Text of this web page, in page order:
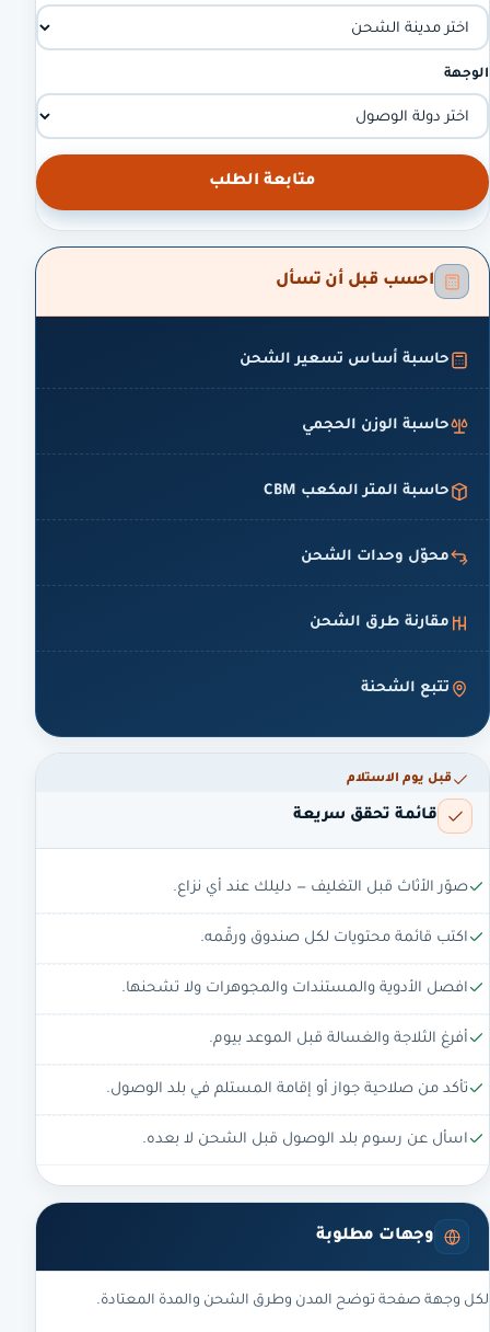
الوجهة
متابعة الطلب
احسب قبل أن تسأل
حاسبة أساس تسعير الشحن
حاسبة الوزن الحجمي
حاسبة المتر المكعب CBM
محوّل وحدات الشحن
مقارنة طرق الشحن
تتبع الشحنة
قبل يوم الاستلام
قائمة تحقق سريعة
صوّر الأثاث قبل التغليف — دليلك عند أي نزاع.
اكتب قائمة محتويات لكل صندوق ورقّمه.
افصل الأدوية والمستندات والمجوهرات ولا تشحنها.
أفرغ الثلاجة والغسالة قبل الموعد بيوم.
تأكد من صلاحية جواز أو إقامة المستلم في بلد الوصول.
اسأل عن رسوم بلد الوصول قبل الشحن لا بعده.
وجهات مطلوبة
لكل وجهة صفحة توضح المدن وطرق الشحن والمدة المعتادة.